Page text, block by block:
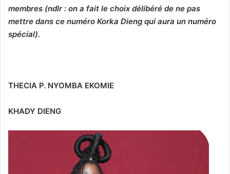
membres (ndlr : on a fait le choix délibéré de ne pas
mettre dans ce numéro Korka Dieng qui aura un numéro
spécial).
THECIA P. NYOMBA EKOMIE
KHADY DIENG